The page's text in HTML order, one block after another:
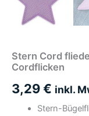
Stern Cord
Cordflicken
3,29€ inkl.
Stern-